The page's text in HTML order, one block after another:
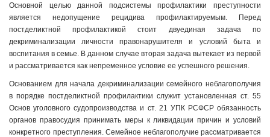
Основной целью данной подсистемы профилактики преступности
является недопущение рецидива профилактируемым. Перед
постделиктной профилактикой стоит двуединая задача по
декриминализации личности правонарушителя и условий быта и
воспитания в семье. В данном случае вторая задача вытекает из первой
и рассматривается как непременное условие ее успешного решения.
Основанием для начала декриминализации семейного неблагополучия
в порядке постделиктной профилактики служит установленная ст. 55
Основ уголовного судопроизводства и ст. 21 УПК РСФСР обязанность
органов правосудия принимать меры к ликвидации причин и условий
конкретного преступления. Семейное неблагополучие рассматривается